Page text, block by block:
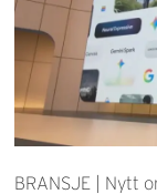
BRANSJE | Nytt